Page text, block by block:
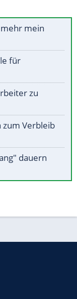
mein
für
zu
zum Verbleib
dauern